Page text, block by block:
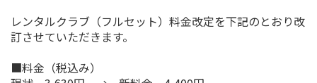
レンタルクラブ（フルセット）料金改定を下記のとおり改
訂させていただきます。
■料金（税込み）